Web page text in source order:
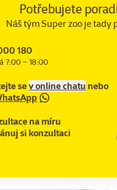
Potřebujete
Náš tým Super zoo je tady
180
7:00 – 18:00
sev online chatunebo
na míru
si konzultaci